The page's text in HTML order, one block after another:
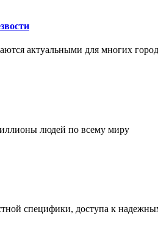
актуальными для многих
людей по всему миру
специфики, доступа к